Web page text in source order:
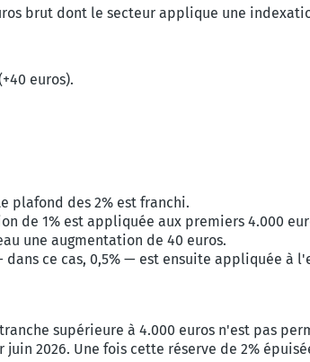
brut dont le secteur applique une
euros).
plafond des 2% est franchi.
de 1% est appliquée aux premiers 4.000
une augmentation de 40 euros.
ce cas, 0,5% — est ensuite appliquée à
supérieure à 4.000 euros n'est pas
2026. Une fois cette réserve de 2%